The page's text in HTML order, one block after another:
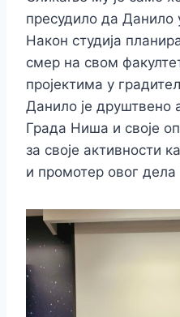
пресудило да Данило
Након студија
смер на свом
пројектима у
Данило је друштвено
Града Ниша и своје
за своје активности
и промотер овог дела